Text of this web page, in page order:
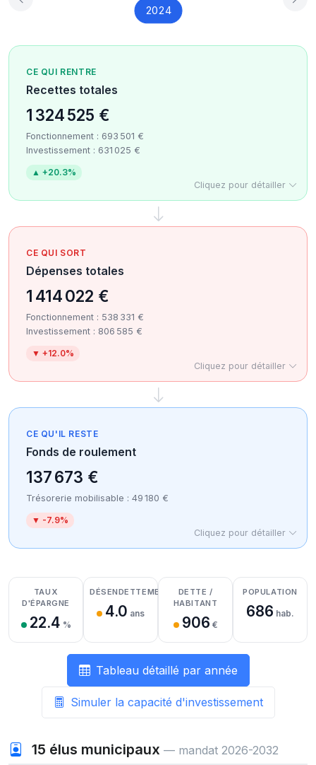
2024
CE QUI RENTRE
Recettes totales
1 324 525 €
Fonctionnement : 693 501 €
Investissement : 631 025 €
▲ +20.3%
Cliquez pour détailler
CE QUI SORT
Dépenses totales
1 414 022 €
Fonctionnement : 538 331 €
Investissement : 806 585 €
▼ +12.0%
Cliquez pour détailler
CE QU'IL RESTE
Fonds de roulement
137 673 €
Trésorerie mobilisable : 49 180 €
▼ -7.9%
Cliquez pour détailler
Détail des recettes
Détail des dépenses
Détail de la trésorerie
TAUX
D'ÉPARGNE
22.4 %
DÉSENDETTEMENT
4.0 ans
DETTE /
HABITANT
906 €
POPULATION
686 hab.
Tableau détaillé par année
Simuler la capacité d'investissement
15 élus municipaux — mandat 2026-2032